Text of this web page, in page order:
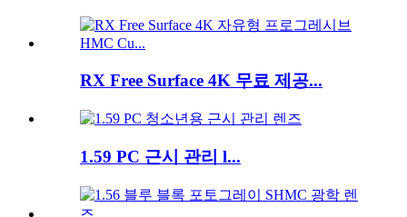
RX Free Surface 4K 무료 제공...
1.59 PC 근시 관리 l...